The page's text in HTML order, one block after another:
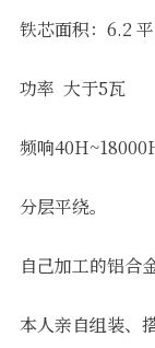
铁芯面积：6.2
功率 大于5瓦
频响
分层平绕。
自己加工的铝合
本人亲自组装、